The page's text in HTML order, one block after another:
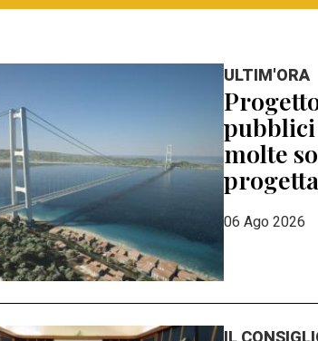
ULTIM'ORA
molte
06 Ago 2026